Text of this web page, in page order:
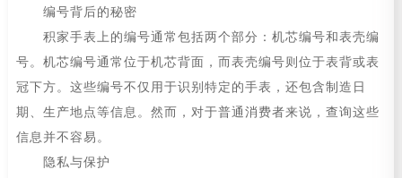
编号背后的秘密
积家手表上的编号通常包括两个部分：机芯编号和表壳编
号。机芯编号通常位于机芯背面，而表壳编号则位于表背或表
冠下方。这些编号不仅用于识别特定的手表，还包含制造日
期、生产地点等信息。然而，对于普通消费者来说，查询这些
信息并不容易。
隐私与保护